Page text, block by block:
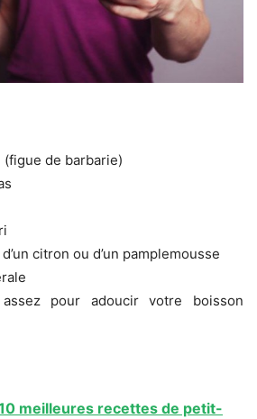
de barbarie)
citron ou d’un pamplemousse
pour adoucir votre boisson
meilleures recettes de petit-